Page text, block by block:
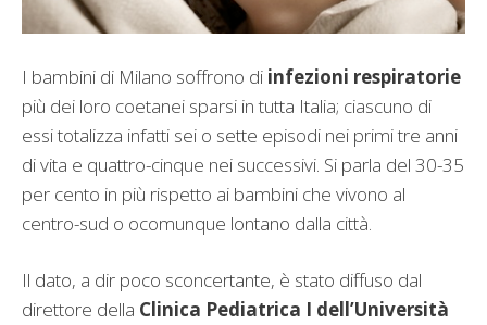
I bambini di Milano soffrono di infezioni respiratorie
più dei loro coetanei sparsi in tutta Italia; ciascuno di
essi totalizza infatti sei o sette episodi nei primi tre anni
di vita e quattro-cinque nei successivi. Si parla del 30-35
per cento in più rispetto ai bambini che vivono al
centro-sud o ocomunque lontano dalla città.
Il dato, a dir poco sconcertante, è stato diffuso dal
direttore della Clinica Pediatrica I dell’Università